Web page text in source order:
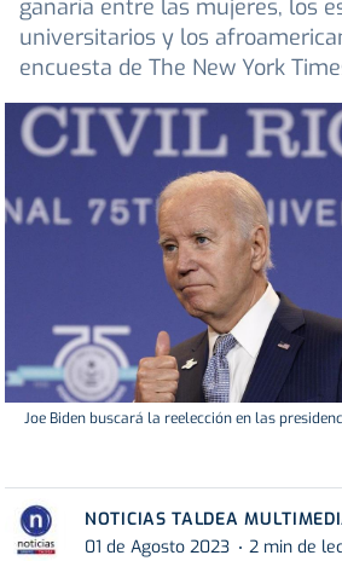
ganaría entre las mujeres, los
universitarios y los
encuesta de The New York
Joe Biden buscará la reelección en las
NOTICIAS TALDEA
01 de Agosto 2023
2 min de